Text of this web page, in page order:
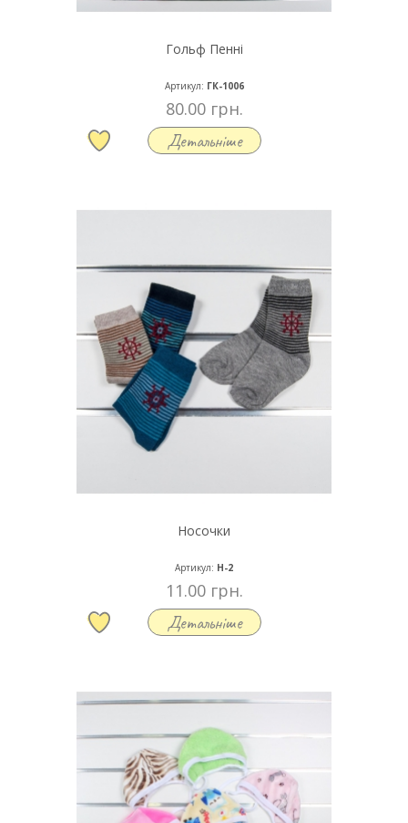
Гольф Пенні
Артикул: ГК-1006
80.00 грн.
Детальніше
Носочки
Артикул: Н-2
11.00 грн.
Детальніше